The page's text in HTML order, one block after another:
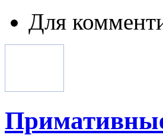
Для